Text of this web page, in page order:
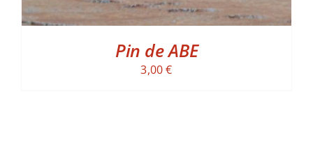
Pin de ABE
3,00€